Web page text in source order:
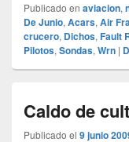
Publicado en aviacion,
De Junio, Acars, Air
crucero, Dichos, Fault
Pilotos, Sondas, Wrn |
Caldo de
Publicado el 9 junio